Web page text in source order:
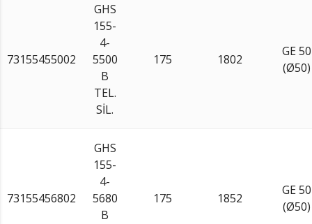
73155455002
GHS
155-
4-
5500
B
TEL.
SİL.
175 1802
GE 50
(Ø50)
73155456802
GHS
155-
4-
5680
B
175 1852
GE 50
(Ø50)